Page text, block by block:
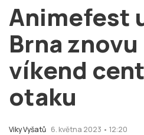
# Brno
# volby
login PŘIHLÁSIT SE
Zapomněli jste heslo?
Animefest
Brna
víkend
otaku
Viky Vyšatů 6. května 2023 • 12:20